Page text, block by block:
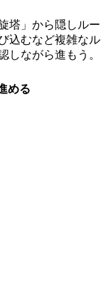
塔」から隠しルー
込むなど複雑なル
しながら進もう。
める